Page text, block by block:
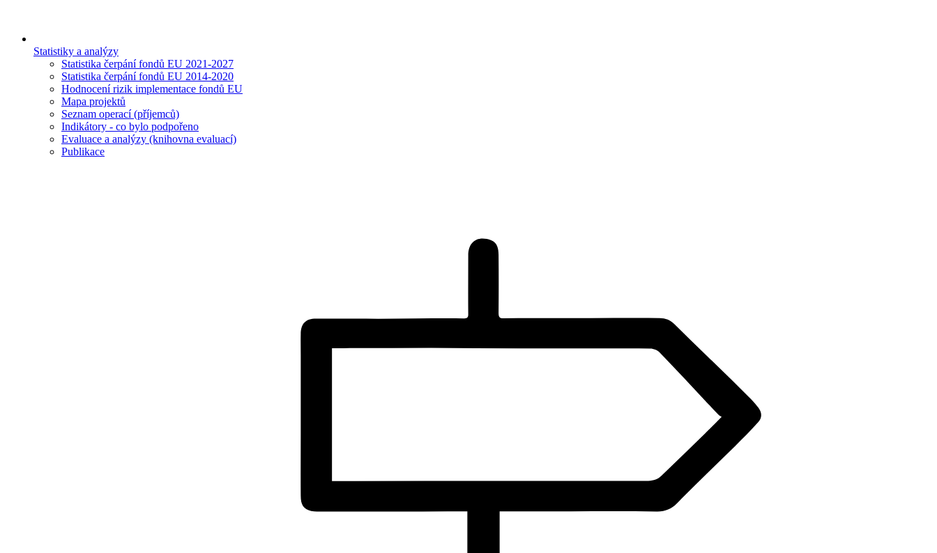
Statistiky a analýzy
Statistika čerpání fondů EU 2021-2027
Statistika čerpání fondů EU 2014-2020
Hodnocení rizik implementace fondů EU
Mapa projektů
Seznam operací (příjemců)
Indikátory - co bylo podpořeno
Evaluace a analýzy (knihovna evaluací)
Publikace